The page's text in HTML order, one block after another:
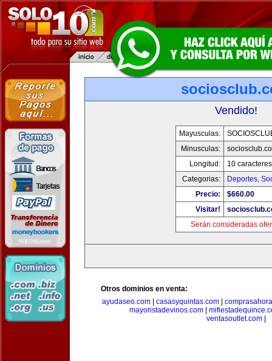
Vendido!
Mayusculas:
Minusculas:
Longitud:
10 caracteres
Categorias:
Deportes,
Precio:
$660.00
Visitar!
Serán consideradas
Otros dominios en venta:
ayudaseo.com
casasyquintas.com
mayoristadevinos.com
ventasoutlet.com